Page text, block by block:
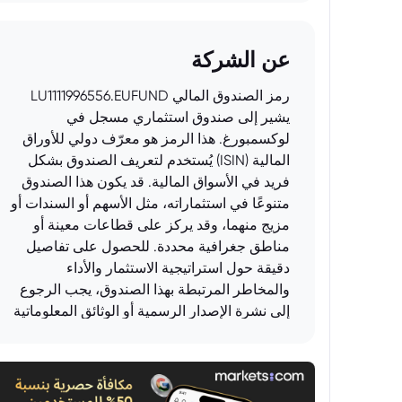
عن الشركة
رمز الصندوق المالي LU1111996556.EUFUND
يشير إلى صندوق استثماري مسجل في
لوكسمبورغ. هذا الرمز هو معرّف دولي للأوراق
المالية (ISIN) يُستخدم لتعريف الصندوق بشكل
فريد في الأسواق المالية. قد يكون هذا الصندوق
متنوعًا في استثماراته، مثل الأسهم أو السندات أو
مزيج منهما، وقد يركز على قطاعات معينة أو
مناطق جغرافية محددة. للحصول على تفاصيل
دقيقة حول استراتيجية الاستثمار والأداء
والمخاطر المرتبطة بهذا الصندوق، يجب الرجوع
إلى نشرة الإصدار الرسمية أو الوثائق المعلوماتية